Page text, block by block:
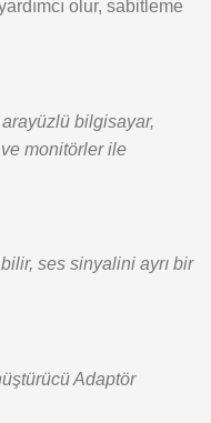
olur, sabitleme
bilgisayar,
monitörler ile
ses sinyalini ayrı bir
Adaptör